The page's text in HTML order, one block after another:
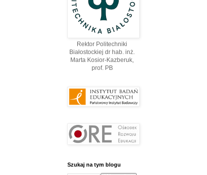
Rektor Politechniki
Białostockiej dr hab. inż.
Marta Kosior-Kazberuk,
prof. PВ
Szukaj na tym blogu